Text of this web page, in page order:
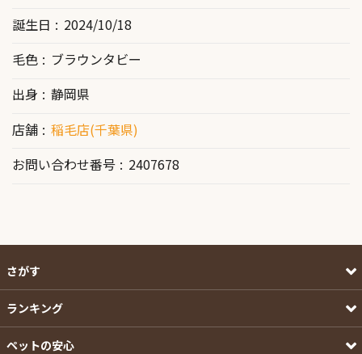
誕生日
2024/10/18
毛色
ブラウンタビー
出身
静岡県
店舗
稲毛店(千葉県)
お問い合わせ番号
2407678
さがす
ランキング
ペットの安心